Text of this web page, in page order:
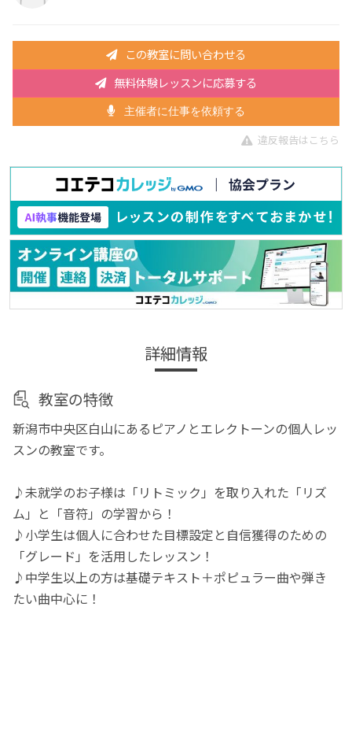
この教室に問い合わせる
無料体験レッスンに応募する
主催者に仕事を依頼する
違反報告はこちら
詳細情報
教室の特徴
新潟市中央区白山にあるピアノとエレクトーンの個人レッ
スンの教室です。
♪未就学のお子様は「リトミック」を取り入れた「リズ
ム」と「音符」の学習から！
♪小学生は個人に合わせた目標設定と自信獲得のための
「グレード」を活用したレッスン！
♪中学生以上の方は基礎テキスト＋ポピュラー曲や弾き
たい曲中心に！